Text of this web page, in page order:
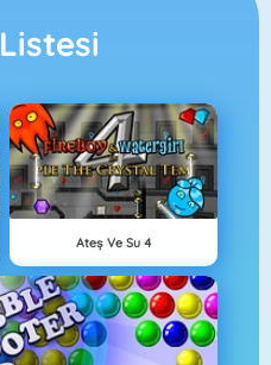
Listesi
Ateş Ve Su 4